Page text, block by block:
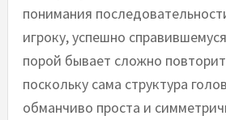
понимания
игроку, успешно
порой бывает сложно
поскольку сама структура
обманчиво проста и